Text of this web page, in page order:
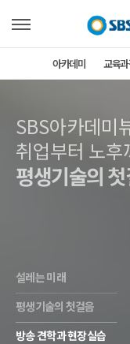
아카데미 교육
SBS아카데미
취업부터 노후
평생기술의
SBS아카데미
설레는 미래
평생기술의 첫걸음
방송 견학과 현장실습